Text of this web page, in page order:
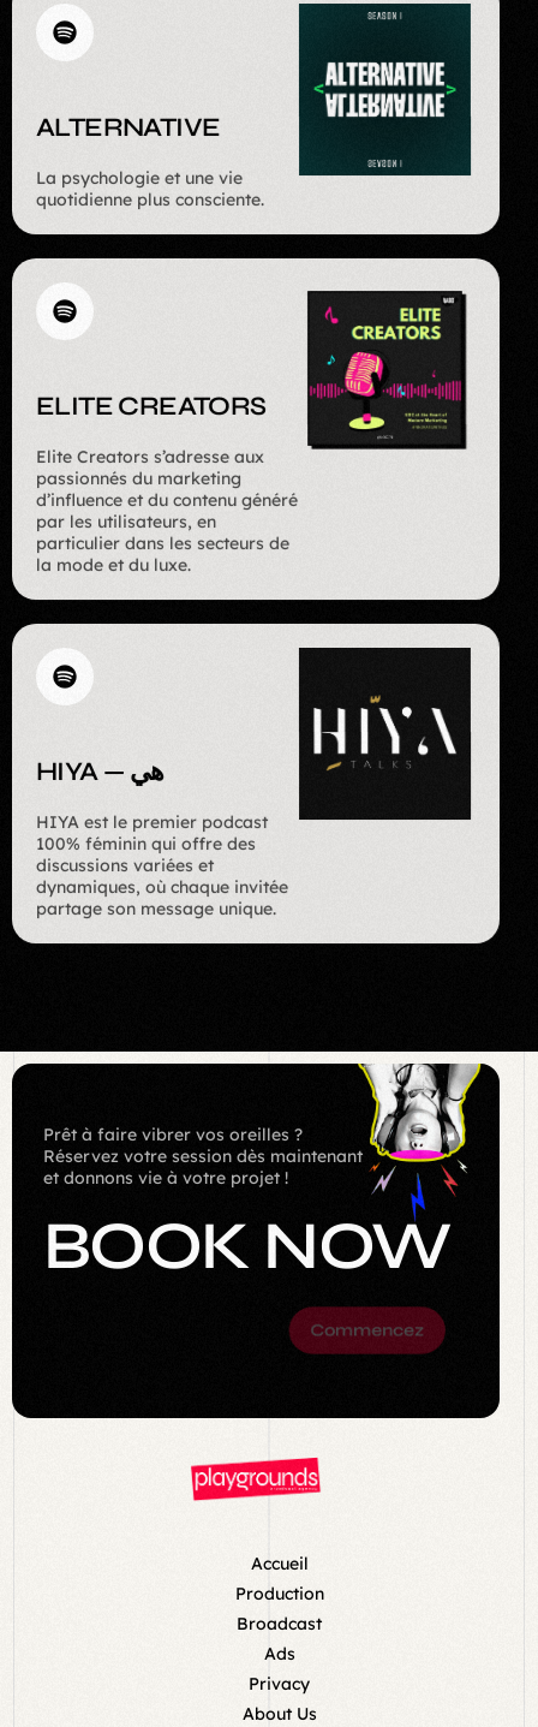
ALTERNATIVE
La psychologie et une vie
quotidienne plus consciente.
ELITE CREATORS
Elite Creators s’adresse aux
passionnés du marketing
d’influence et du contenu généré
par les utilisateurs, en
particulier dans les secteurs de
la mode et du luxe.
HIYA — هي
HIYA est le premier podcast
100% féminin qui offre des
discussions variées et
dynamiques, où chaque invitée
partage son message unique.
Prêt à faire vibrer vos oreilles ?
Réservez votre session dès maintenant
et donnons vie à votre projet !
BOOK NOW
Commencez
Accueil
Production
Broadcast
Ads
Privacy
About Us